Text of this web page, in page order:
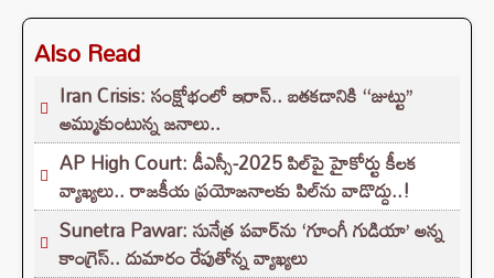
Also Read
Iran Crisis: సంక్షోభంలో ఇరాన్.. బతకడానికి ‘‘జుట్టు’’
అమ్ముకుంటున్న జనాలు..
AP High Court: డీఎస్సీ-2025 పిల్‌పై హైకోర్టు కీలక
వ్యాఖ్యలు.. రాజకీయ ప్రయోజనాలకు పిల్‌ను వాడొద్దు..!
Sunetra Pawar: సునేత్ర పవార్‌‌ను ‘గూంగీ గుడియా’ అన్న
కాంగ్రెస్.. దుమారం రేపుతోన్న వ్యాఖ్యలు